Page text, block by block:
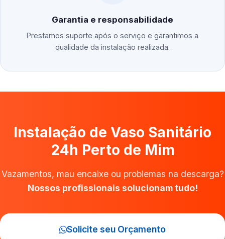
Garantia e responsabilidade
Prestamos suporte após o serviço e garantimos a
qualidade da instalação realizada.
Instalação de Vaso Sanitário
24h Perto de Mim
Vazamentos, mau encaixe ou problemas na descarga?
Nossos profissionais solucionam tudo!
Solicite seu Orçamento